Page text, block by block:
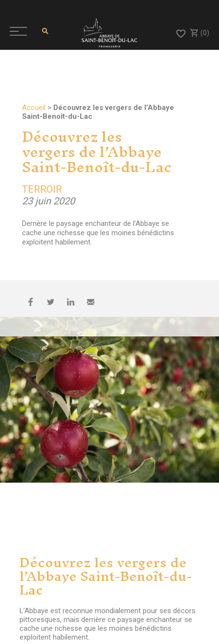
(0)
Accueil > Découvrez les vergers de l’Abbaye
Saint-Benoît-du-Lac
Découvrez les
vergers de l’Abbaye
Saint-Benoît-du-Lac
TERROIR
23 juin 2020
Derrière le paysage enchanteur de l’Abbaye se
cache une richesse que les moines bénédictins
exploitent habilement.
Découvrez les vergers de
l’Abbaye Saint-Benoît-du-
Lac
L’Abbaye est reconnue mondialement pour ses décors
pittoresques, mais derrière ce paysage enchanteur se
cache une richesse que les moines bénédictins
exploitent habilement.